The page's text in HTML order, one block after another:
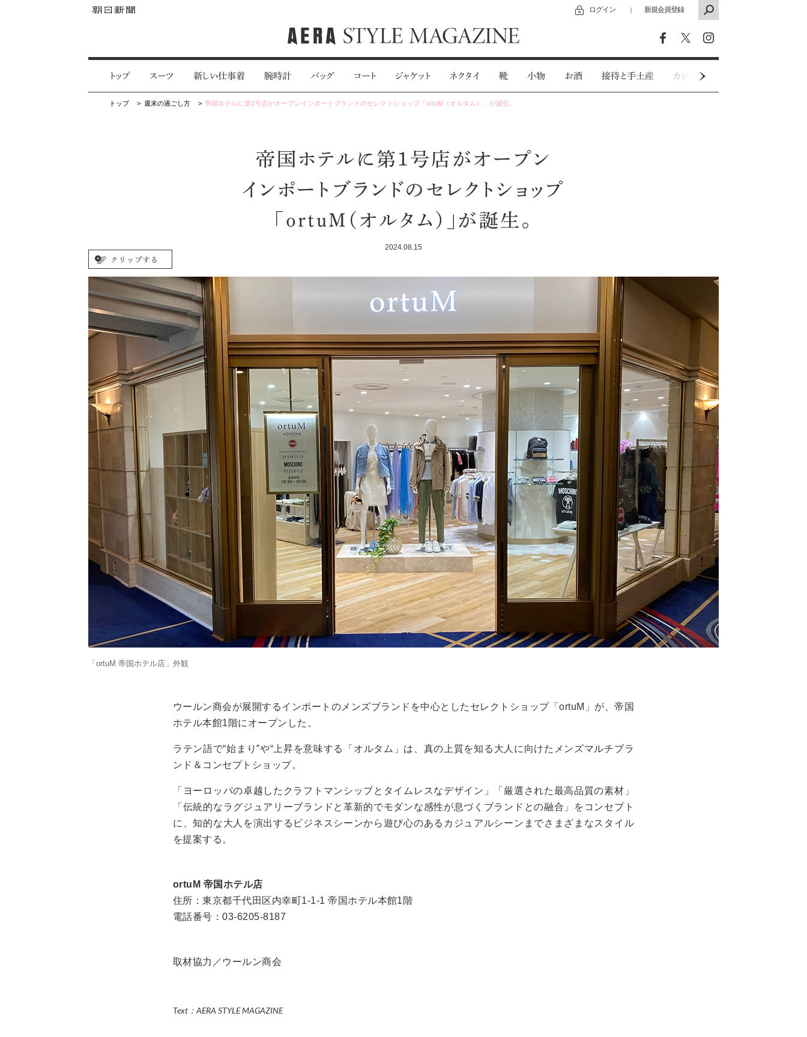
ログイン ｜ 新規会員登録
トップ スーツ 新しい仕事着 腕時計 バッグ コート ジャケット ネクタイ 靴 小物 お酒 接待と手土産 カジュアルウェア
トップ 週末の過ごし方 帝国ホテルに第1号店がオープンインポートブランドのセレクトショップ「ortuM（オルタム）」が誕生。
帝国ホテルに第1号店がオープン
インポートブランドのセレクトショップ
「ortuM（オルタム）」が誕生。
2024.08.15
「ortuM 帝国ホテル店」外観
ウールン商会が展開するインポートのメンズブランドを中心としたセレクトショップ「ortuM」が、帝国
ホテル本館1階にオープンした。
ラテン語で“始まり”や“上昇を意味する「オルタム」は、真の上質を知る大人に向けたメンズマルチブラ
ンド＆コンセプトショップ。
「ヨーロッパの卓越したクラフトマンシップとタイムレスなデザイン」「厳選された最高品質の素材」
「伝統的なラグジュアリーブランドと革新的でモダンな感性が息づくブランドとの融合」をコンセプト
に、知的な大人を演出するビジネスシーンから遊び心のあるカジュアルシーンまでさまざまなスタイル
を提案する。
ortuM 帝国ホテル店
住所：東京都千代田区内幸町1-1-1 帝国ホテル本館1階
電話番号：03-6205-8187
取材協力／ウールン商会
Text：AERA STYLE MAGAZINE